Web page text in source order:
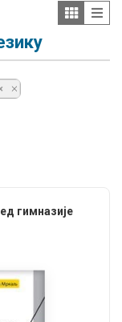
гимназије